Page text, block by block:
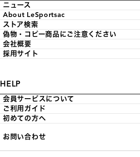
ニュース
About LeSportsac
ストア検索
偽物・コピー商品にご注意ください
会社概要
採用サイト
HELP
会員サービスについて
ご利用ガイド
初めての方へ
お問い合わせ